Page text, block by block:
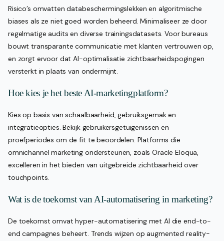
Risico’s omvatten databeschermingslekken en algoritmische
biases als ze niet goed worden beheerd. Minimaliseer ze door
regelmatige audits en diverse trainingsdatasets. Voor bureaus
bouwt transparante communicatie met klanten vertrouwen op,
en zorgt ervoor dat AI-optimalisatie zichtbaarheidspogingen
versterkt in plaats van ondermijnt.
Hoe kies je het beste AI-marketingplatform?
Kies op basis van schaalbaarheid, gebruiksgemak en
integratieopties. Bekijk gebruikersgetuigenissen en
proefperiodes om de fit te beoordelen. Platforms die
omnichannel marketing ondersteunen, zoals Oracle Eloqua,
excelleren in het bieden van uitgebreide zichtbaarheid over
touchpoints.
Wat is de toekomst van AI-automatisering in marketing?
De toekomst omvat hyper-automatisering met AI die end-to-
end campagnes beheert. Trends wijzen op augmented reality-